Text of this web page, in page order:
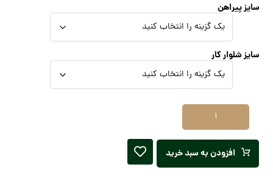
سایز پیراهن
سایز شلوار کار
افزودن به سبد خرید